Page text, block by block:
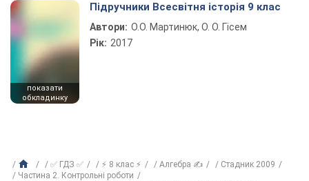
показати
обкладинку
Підручники Всесвітня історія 9 клас
Автори: О.О. Мартинюк, О. О. Гісем
Рік: 2017
✅ ГДЗ ✅ ⚡ 8 клас ⚡ Алгебра ✍
Стадник 2009
Частина 2. Контрольні роботи